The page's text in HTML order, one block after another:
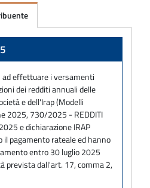
effettuare i versamenti
dei redditi annuali delle
e dell'Irap (Modelli
2025, 730/2025 - REDDITI
e dichiarazione IRAP
il pagamento rateale ed hanno
entro 30 luglio 2025
prevista dall'art. 17, comma 2,